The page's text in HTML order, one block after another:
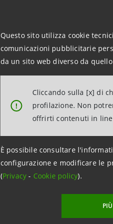
Questo sito utilizza cookie
comunicazioni pubblicitarie
da un sito web diverso da
!
Cliccando sulla [x] di
profilazione. Non
offrirti contenuti in
È possibile consultare
configurazione e modificare le
(Privacy- Cookie policy).
La Divisione IMI
per NEXTCHEM
ad accelerare la
Il Framework
e alle tecnologie di
L’operazione
sostenibilità e nella